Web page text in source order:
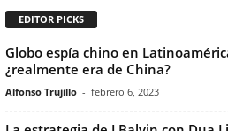
EDITOR PICKS
Globo espía chino en
¿realmente era de China?
Alfonso Trujillo - febrero 6, 2023